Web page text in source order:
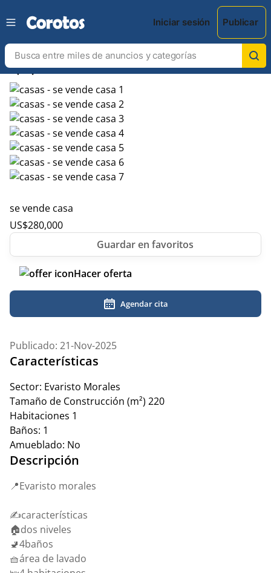
Iniciar sesión Publicar
chevron_leftchevron_right
se vende casa
US$280,000
Hacer oferta
Agendar cita
Publicado: 21-Nov-2025
Características
Sector: Evaristo Morales
Tamaño de Construcción (m²) 220
Habitaciones 1
Baños: 1
Amueblado: No
Descripción
📍Evaristo morales
✍️características
🏠dos niveles
🚽4baños
🧺área de lavado